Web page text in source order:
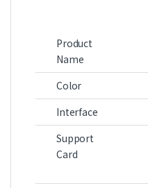
Product
Name
Color
Interface
Support
Card